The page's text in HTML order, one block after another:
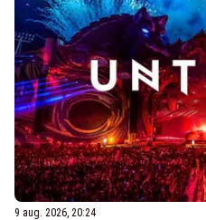
9 aug. 2026, 20:24